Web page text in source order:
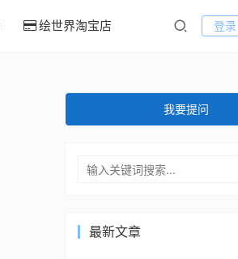
绘世界淘宝店 登录
我要提问
最新文章